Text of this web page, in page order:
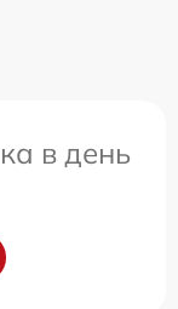
в день